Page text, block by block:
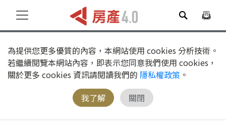
為提供您更多優質的內容，本網站使用 cookies 分析技術。
若繼續閱覽本網站內容，即表示您同意我們使用 cookies，
關於更多 cookies 資訊請閱讀我們的 隱私權政策 。
我了解
關閉